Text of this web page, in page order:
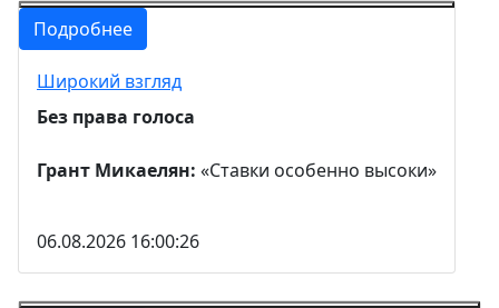
Подробнее
Широкий взгляд
Без права голоса
Грант Микаелян: «Ставки особенно высоки»
06.08.2026 16:00:26